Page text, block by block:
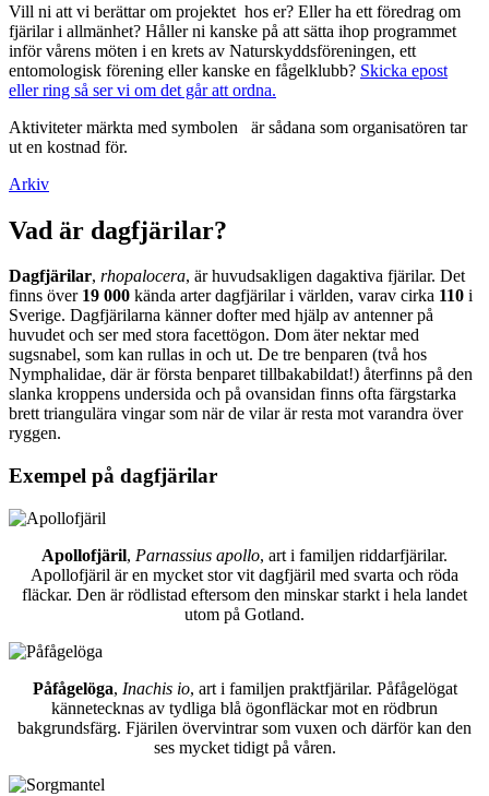
Vill ni att vi berättar om projektet hos er? Eller ha ett föredrag om
fjärilar i allmänhet? Håller ni kanske på att sätta ihop programmet
inför vårens möten i en krets av Naturskyddsföreningen, ett
entomologisk förening eller kanske en fågelklubb? Skicka epost
eller ring så ser vi om det går att ordna.
Aktiviteter märkta med symbolen
är sådana som organisatören tar
ut en kostnad för.
Arkiv
Vad är dagfjärilar?
Dagfjärilar, rhopalocera, är huvudsakligen dagaktiva fjärilar. Det
finns över 19 000 kända arter dagfjärilar i världen, varav cirka 110 i
Sverige. Dagfjärilarna känner dofter med hjälp av antenner på
huvudet och ser med stora facettögon. Dom äter nektar med
sugsnabel, som kan rullas in och ut. De tre benparen (två hos
Nymphalidae, där är första benparet tillbakabildat!) återfinns på den
slanka kroppens undersida och på ovansidan finns ofta färgstarka
brett triangulära vingar som när de vilar är resta mot varandra över
ryggen.
Exempel på dagfjärilar
Apollofjäril, Parnassius apollo, art i familjen riddarfjärilar.
Apollofjäril är en mycket stor vit dagfjäril med svarta och röda
fläckar. Den är rödlistad eftersom den minskar starkt i hela landet
utom på Gotland.
Påfågelöga, Inachis io, art i familjen praktfjärilar. Påfågelögat
kännetecknas av tydliga blå ögonfläckar mot en rödbrun
bakgrundsfärg. Fjärilen övervintrar som vuxen och därför kan den
ses mycket tidigt på våren.